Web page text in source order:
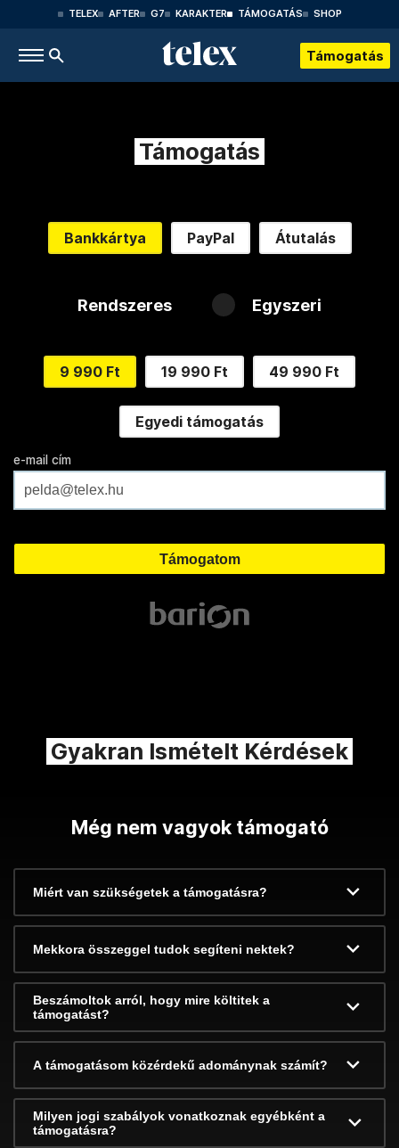
TELEX AFTER G7 KARAKTER TÁMOGATÁS SHOP
Támogatás
Támogatás
Bankkártya PayPal Átutalás
Rendszeres Egyszeri
9 990 Ft 19 990 Ft 49 990 Ft
Egyedi támogatás
e-mail cím
Gyakran Ismételt Kérdések
Még nem vagyok támogató
Miért van szükségetek a támogatásra?
Mekkora összeggel tudok segíteni nektek?
Beszámoltok arról, hogy mire költitek a
támogatást?
A támogatásom közérdekű adománynak számít?
Milyen jogi szabályok vonatkoznak egyébként a
támogatásra?